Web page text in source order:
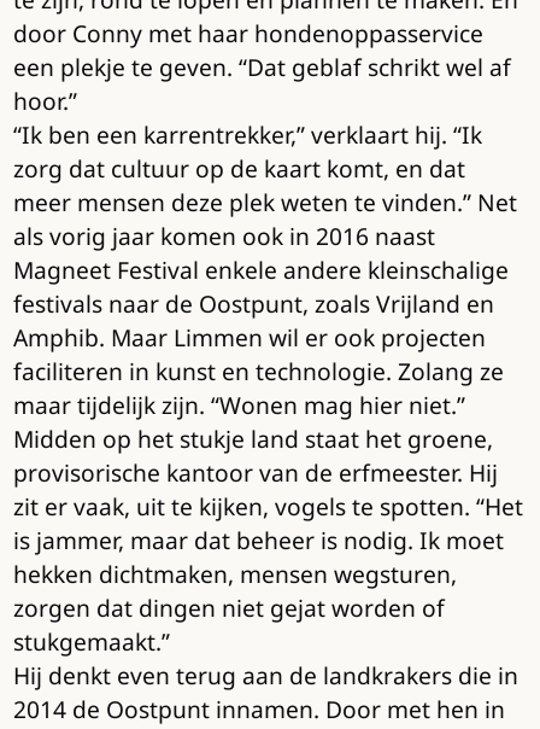
door Conny met haar hondenoppasservice
een plekje te geven. “Dat geblaf schrikt wel af
hoor.”
“Ik ben een karrentrekker,” verklaart hij. “Ik
zorg dat cultuur op de kaart komt, en dat
meer mensen deze plek weten te vinden.” Net
als vorig jaar komen ook in 2016 naast
Magneet Festival enkele andere kleinschalige
festivals naar de Oostpunt, zoals Vrijland en
Amphib. Maar Limmen wil er ook projecten
faciliteren in kunst en technologie. Zolang ze
maar tijdelijk zijn. “Wonen mag hier niet.”
Midden op het stukje land staat het groene,
provisorische kantoor van de erfmeester. Hij
zit er vaak, uit te kijken, vogels te spotten. “Het
is jammer, maar dat beheer is nodig. Ik moet
hekken dichtmaken, mensen wegsturen,
zorgen dat dingen niet gejat worden of
stukgemaakt.”
Hij denkt even terug aan de landkrakers die in
2014 de Oostpunt innamen. Door met hen in